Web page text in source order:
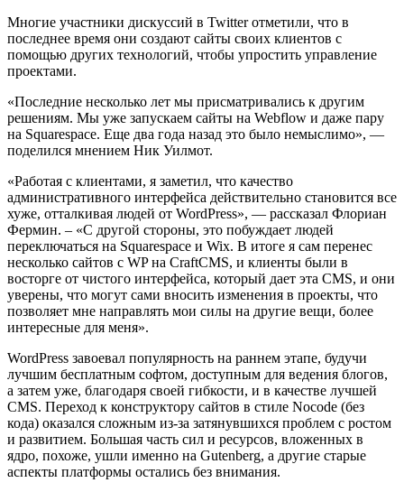
Многие участники дискуссий в Twitter отметили, что в
последнее время они создают сайты своих клиентов с
помощью других технологий, чтобы упростить управление
проектами.
«Последние несколько лет мы присматривались к другим
решениям. Мы уже запускаем сайты на Webflow и даже пару
на Squarespace. Еще два года назад это было немыслимо», —
поделился мнением Ник Уилмот.
«Работая с клиентами, я заметил, что качество
административного интерфейса действительно становится все
хуже, отталкивая людей от WordPress», — рассказал Флориан
Фермин. – «С другой стороны, это побуждает людей
переключаться на Squarespace и Wix. В итоге я сам перенес
несколько сайтов с WP на CraftCMS, и клиенты были в
восторге от чистого интерфейса, который дает эта CMS, и они
уверены, что могут сами вносить изменения в проекты, что
позволяет мне направлять мои силы на другие вещи, более
интересные для меня».
WordPress завоевал популярность на раннем этапе, будучи
лучшим бесплатным софтом, доступным для ведения блогов,
а затем уже, благодаря своей гибкости, и в качестве лучшей
CMS. Переход к конструктору сайтов в стиле Nocode (без
кода) оказался сложным из-за затянувшихся проблем с ростом
и развитием. Большая часть сил и ресурсов, вложенных в
ядро, похоже, ушли именно на Gutenberg, а другие старые
аспекты платформы остались без внимания.